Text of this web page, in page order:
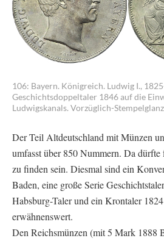
106: Bayern. Königreich. Ludwig I.,
Geschichtsdoppeltaler 1846 auf die
Ludwigskanals. Vorzüglich-
Der Teil Altdeutschland mit Münzen
umfasst über 850 Nummern. Da
zu finden sein. Diesmal sind ein
Baden, eine große Serie
Habsburg-Taler und ein Krontaler
erwähnenswert.
Den Reichsmünzen (mit 5 Mark 1888